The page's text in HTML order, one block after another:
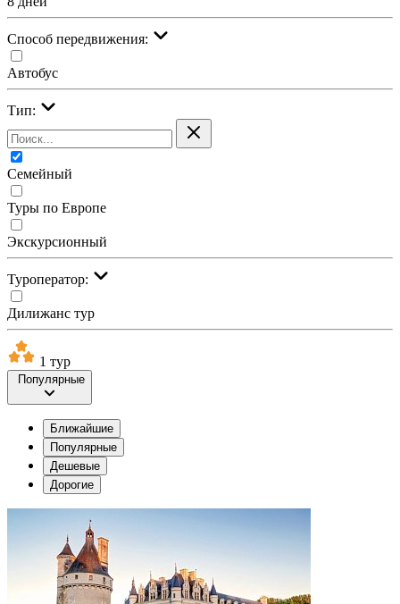
Cпособ передвижения:
Автобус
Тип:
Семейный
Туры по Европе
Экскурсионный
Туроператор:
Дилижанс тур
1 тур
Популярные
Ближайшие
Популярные
Дешевые
Дорогие